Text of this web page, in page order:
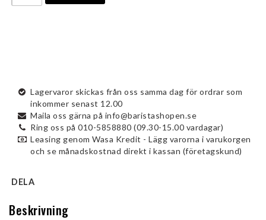
Lagervaror skickas från oss samma dag för ordrar som
inkommer senast 12.00
Maila oss gärna på info@baristashopen.se
Ring oss på 010-5858880 (09.30-15.00 vardagar)
Leasing genom Wasa Kredit - Lägg varorna i varukorgen
och se månadskostnad direkt i kassan (företagskund)
DELA
Beskrivning